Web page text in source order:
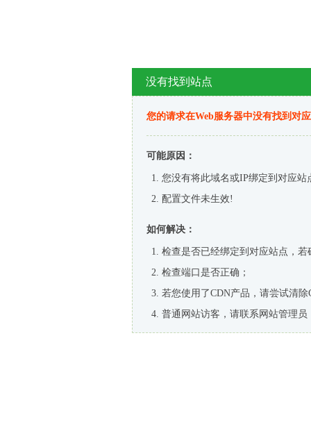
没有找到站点
您的请求在Web服务器中没有找到对
可能原因：
您没有将此域名或IP绑定到对应站
配置文件未生效!
如何解决：
检查是否已经绑定到对应站点，
检查端口是否正确；
若您使用了CDN产品，请尝试清除
普通网站访客，请联系网站管理员